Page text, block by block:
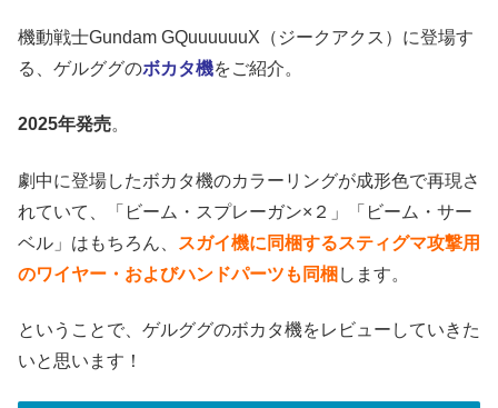
機動戦士Gundam GQuuuuuuX（ジークアクス）に登場す
る、ゲルググのボカタ機をご紹介。
2025年発売。
劇中に登場したボカタ機のカラーリングが成形色で再現さ
れていて、「ビーム・スプレーガン×２」「ビーム・サー
ベル」はもちろん、
スガイ機に同梱するスティグマ攻撃用
のワイヤー・およびハンドパーツも同梱 します。
ということで、ゲルググのボカタ機をレビューしていきた
いと思います！